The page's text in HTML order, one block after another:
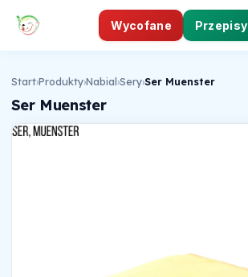
Wycofane Przepisy
Start›Produkty›Nabial›Sery›Ser Muenster
Ser Muenster